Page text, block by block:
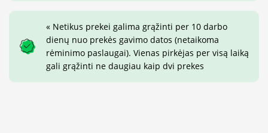
« Netikus prekei galima grąžinti per 10 darbo
dienų nuo prekės gavimo datos (netaikoma
rėminimo paslaugai). Vienas pirkėjas per visą laiką
gali grąžinti ne daugiau kaip dvi prekes